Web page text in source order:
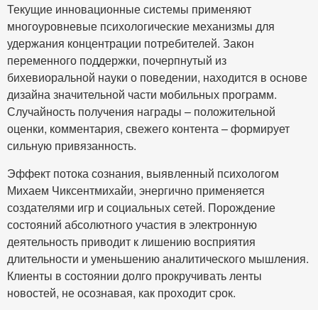
Текущие инновационные системы применяют
многоуровневые психологические механизмы для
удержания концентрации потребителей. Закон
переменного поддержки, почерпнутый из
бихевиоральной науки о поведении, находится в основе
дизайна значительной части мобильных программ.
Случайность получения награды – положительной
оценки, комментария, свежего контента – формирует
сильную привязанность.
Эффект потока сознания, выявленный психологом
Михаем Чиксентмихайи, энергично применяется
создателями игр и социальных сетей. Порождение
состояний абсолютного участия в электронную
деятельность приводит к лишению восприятия
длительности и уменьшению аналитического мышления.
Клиенты в состоянии долго прокручивать ленты
новостей, не осознавая, как проходит срок.